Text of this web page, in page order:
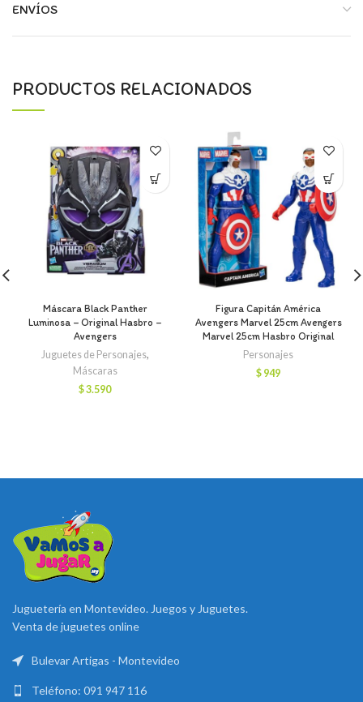
ENVÍOS
PRODUCTOS RELACIONADOS
Máscara Black Panther
Luminosa – Original Hasbro –
Avengers
Juguetes de Personajes,
Máscaras
$3.590
Figura Capitán América
Avengers Marvel 25cm Avengers
Marvel 25cm Hasbro Original
Personajes
$ 949
Juguetería en Montevideo. Juegos y Juguetes.
Venta de juguetes online
Bulevar Artigas - Montevideo
Teléfono: 091 947 116